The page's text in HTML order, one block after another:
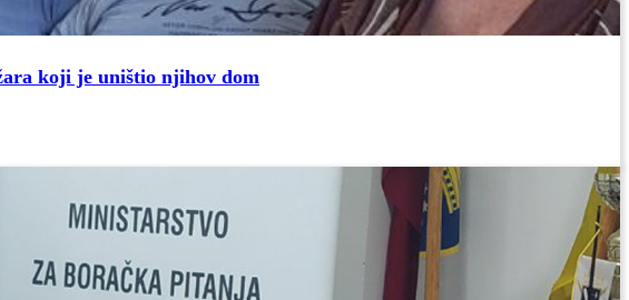
koji je uništio njihov dom